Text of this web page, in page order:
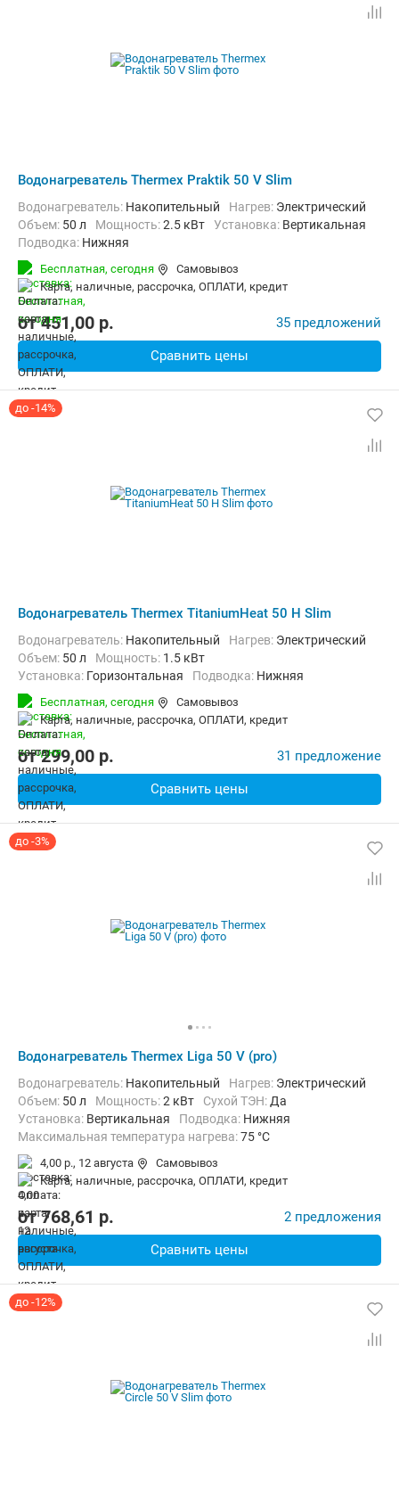
Водонагреватель Thermex Praktik 50 V Slim
Водонагреватель: Накопительный нагрев: Электрический
Объем: 50 л Мощность:2.5 кВт Установка: Вертикальная
Подводка: Нижняя
Бесплатная, сегодня
Самовывоз
карта, наличные, рассрочка, ОПЛАТИ, кредит
от451,00 p. 35 предложений
Сравнить цены
до -14%
Водонагреватель Thermex TitaniumHeat 50 H Slim
Водонагреватель: Накопительный нагрев: Электрический
Объем: 50 л Мощность: 1.5 кВт
Установка: Горизонтальная Подводка: Нижняя
Бесплатная, сегодня
Самовывоз
карта, наличные, рассрочка, ОПЛАТИ, кредит
от299,00 p. 31 предложение
Сравнить цены
до -3%
Водонагреватель Thermex Liga 50 V (pro)
Водонагреватель: Накопительный нагрев: Электрический
Объем: 50 л Мощность:2 кВт Сухой ТЭН: Да
Установка: Вертикальная Подводка: Нижняя
Максимальная температура нагрева:75 °C
Дополнительно:
4,00 р., 12 августа
Самовывоз
карта, наличные, рассрочка, ОПЛАТИ, кредит
от768,61 p. 2 предложения
Сравнить цены
до -12%